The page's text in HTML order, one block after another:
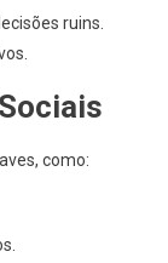
ruins.
como: